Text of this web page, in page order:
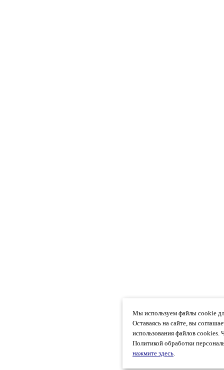
Мы используем файлы cookie
Оставаясь на сайте, вы
использования файлов cookies.
Политикой обработки
нажмите здесь.